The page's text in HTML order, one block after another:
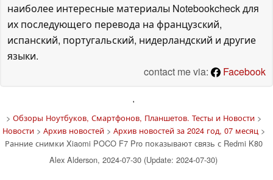
наиболее интересные материалы Notebookcheck для
их последующего перевода на французский,
испанский, португальский, нидерландский и другие
языки.
contact me via:
Facebook
'
> Обзоры Ноутбуков, Смартфонов, Планшетов. Тесты и Новости>
Новости> Архив новостей> Архив новостей за 2024 год, 07 месяц >
Ранние снимки Xiaomi POCO F7 Pro показывают связь с Redmi K80
Alex Alderson, 2024-07-30 (Update: 2024-07-30)